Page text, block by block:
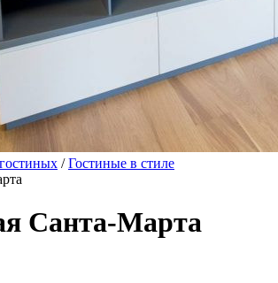
/Гостиные в стиле
Санта-Марта